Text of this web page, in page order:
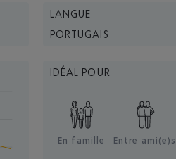
LANGUE
PORTUGAIS
IDÉAL POUR
En famille Entre ami(e)s